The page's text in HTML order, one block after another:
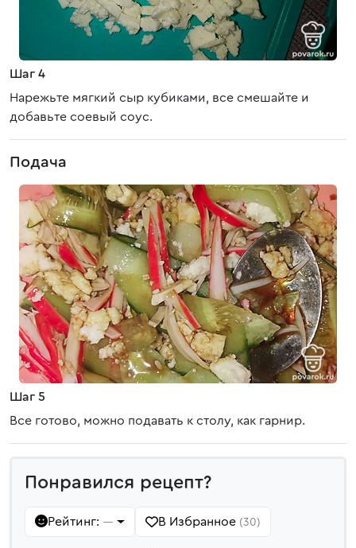
Шаг 4
Нарежьте мягкий сыр кубиками, все смешайте и
добавьте соевый соус.
Подача
Шаг 5
Все готово, можно подавать к столу, как гарнир.
Понравился рецепт?
Рейтинг: — В Избранное (30)